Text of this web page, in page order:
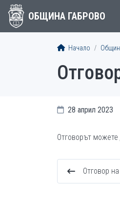
ОБЩИНА ГАБРОВО
Начало
28 април 2023
Отговорът можете
Отговор